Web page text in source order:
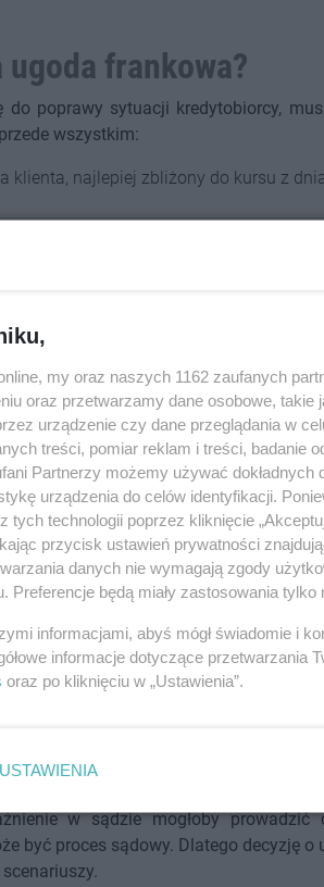
frankowa?
poprawy sytuacji kredytobiorcy,
wszystkim:
klienta, najlepiej zbliżony do kursu z
opłat lub z minimalnymi kosztami,
różnić w zależności od banku —
przeanalizować, najlepiej przy
ugody frankowej?
poprzedzona dokładną analizą.
i umorzenie pozwoli je znacząco
wymaga stabilizacji i przewidywalności,
długotrwałego procesu sądowego,
wyjściem. W przypadku umów
w sądzie mogłoby prowadzić
być proces sądowy. Dlatego decyzję o
my oraz naszych 1162 zaufanych
oraz przetwarzamy dane osobowe, takie
urządzenie czy dane przeglądania w
treści, pomiar reklam i treści, badanie
Partnerzy możemy używać
urządzenia do celów identyfikacji.
tych technologii poprzez kliknięcie
przycisk ustawień prywatności
danych nie wymagają zgody
Preferencje będą miały zastosowania tylko
informacjami, abyś mógł świadomie i
informacje dotyczące przetwarzania
oraz po kliknięciu w „Ustawienia”.
USTAWIENIA